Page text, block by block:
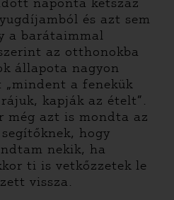
és azt sem
a barátaimmal
az otthonokba
állapota nagyon
a fenekük
kapják az ételt”.
még azt is mondta az
hogy
nekik, ha
ti is vetkőzzetek le
vissza.